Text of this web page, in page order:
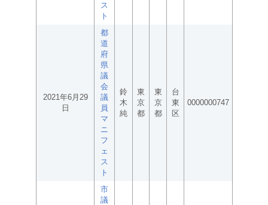
ス
ト
2021年6月29
日
都
道
府
県
議
会
議
員
マ
ニ
フ
ェ
ス
ト
鈴
木
純
東
京
都
東
京
都
台
東
区
0000000747
市
議